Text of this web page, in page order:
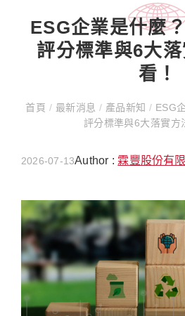
ESG企業是什麼
評分標準與6大
看！
首頁 / 最新消息 / 產品新知/ ESG
評分標準與6大落實方
2026-07-13Author : 霖豐股份有